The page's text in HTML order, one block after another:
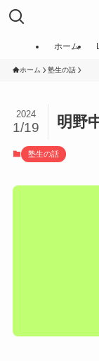
ホーム
ホーム 塾生の話
明野
2024
1/19
塾生の話